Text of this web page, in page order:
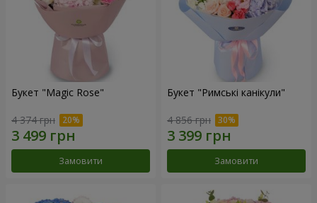
Букет "Magic Rose"
4 374 грн
Замовити
Букет "Римські канікули"
4 856 грн
Замовити